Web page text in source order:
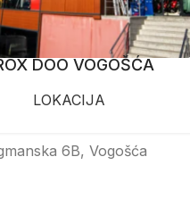
DOO VOGOŠĆA
LOKACIJA
6B, Vogošća